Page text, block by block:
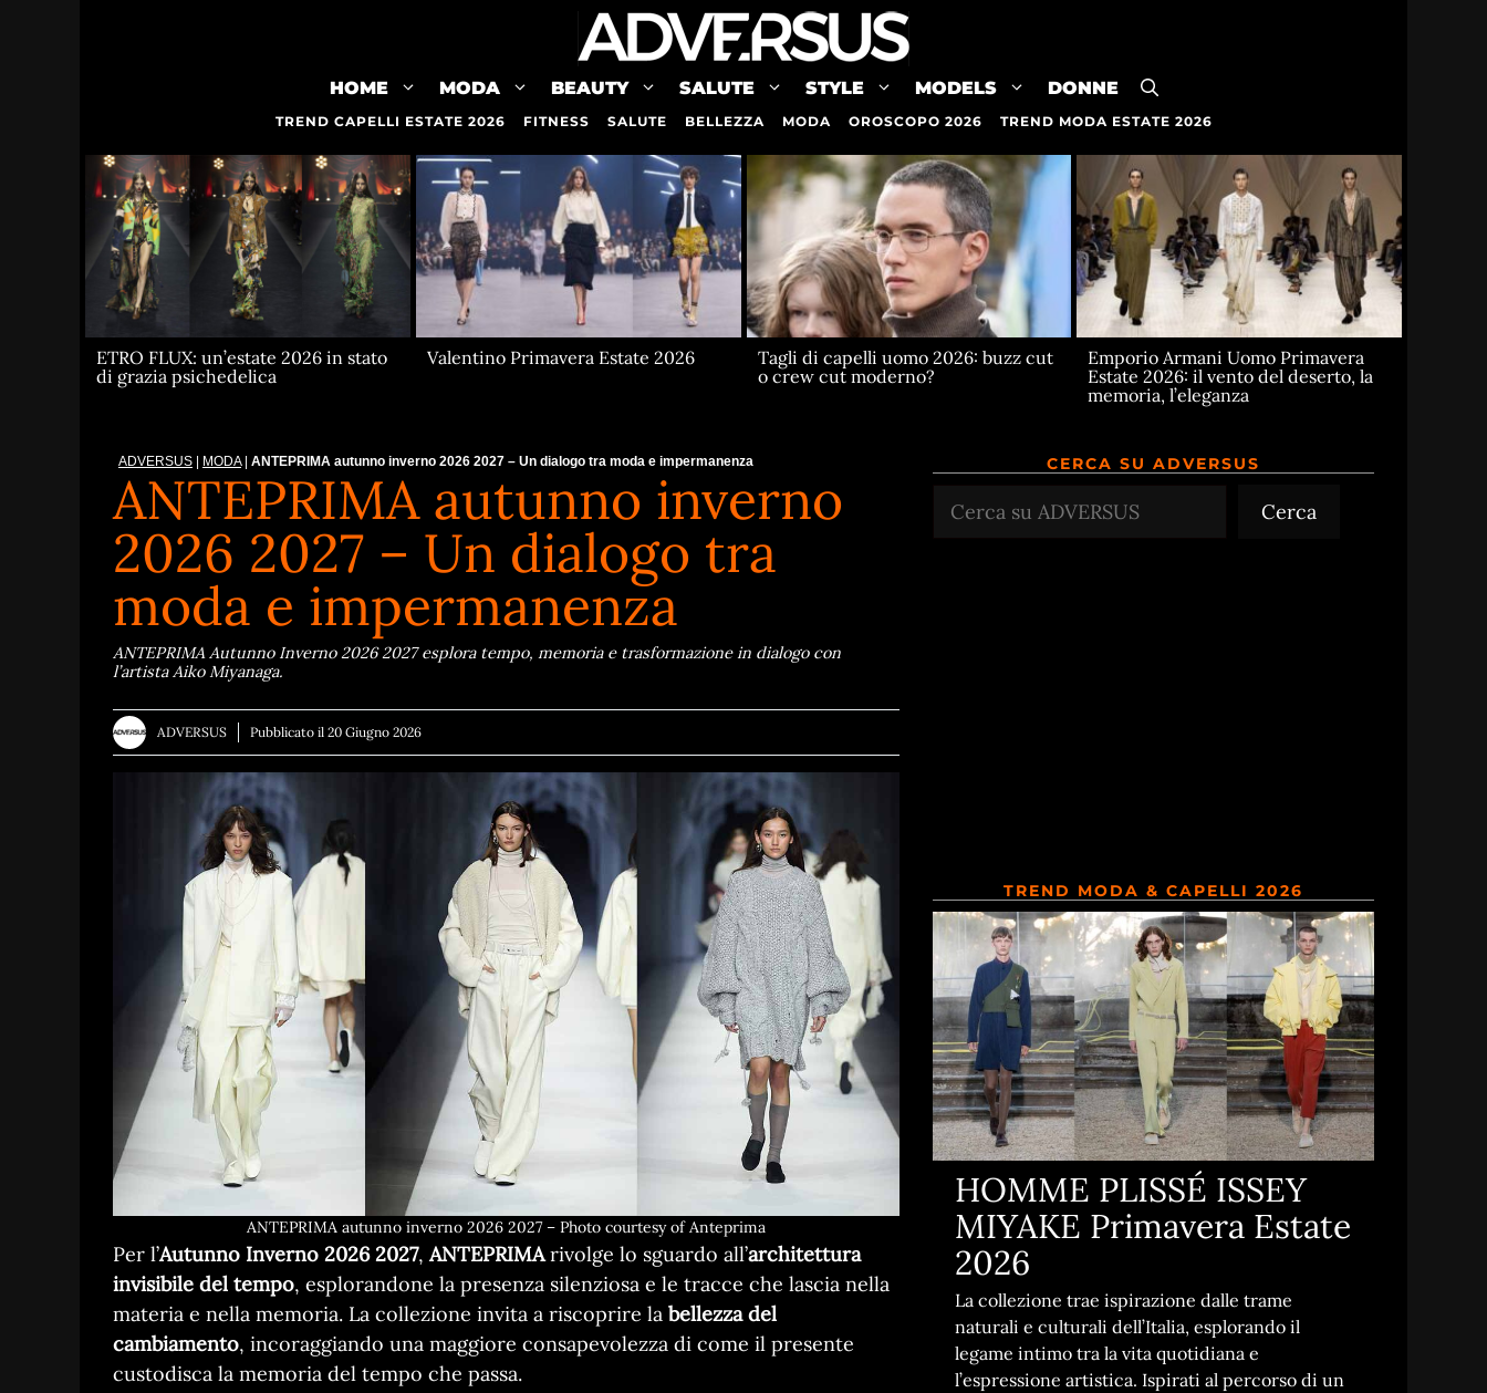
HOME MODA BEAUTY SALUTE STYLE MODELS DONNE
TREND CAPELLI ESTATE 2026 FITNESS SALUTE BELLEZZA MODA OROSCOPO 2026 TREND MODA ESTATE 2026
ETRO FLUX: un’estate 2026 in stato
di grazia psichedelica
Valentino Primavera Estate 2026
Tagli di capelli uomo 2026: buzz cut
o crew cut moderno?
Emporio Armani Uomo Primavera
Estate 2026: il vento del deserto, la
memoria, l’eleganza
ADVERSUS MODA| ANTEPRIMA autunno inverno 2026 2027 – Un dialogo tra moda e impermanenza
ANTEPRIMA autunno inverno
2026 2027 – Un dialogo tra
moda e impermanenza
ANTEPRIMA Autunno Inverno 2026 2027 esplora tempo, memoria e trasformazione in dialogo con
l’artista Aiko Miyanaga.
ADVERSUS Pubblicato il 20 Giugno 2026
ANTEPRIMA autunno inverno 2026 2027 – Photo courtesy of Anteprima
Per l’Autunno Inverno 2026 2027,ANTEPRIMArivolge lo sguardo all’architettura
invisibile del tempo, esplorandone la presenza silenziosa e le tracce che lascia nella
materia e nella memoria. La collezione invita a riscoprire la bellezza del
cambiamento, incoraggiando una maggiore consapevolezza di come il presente
custodisca la memoria del tempo che passa.
CERCA SU ADVERSUS
Cerca
Cerca
TREND MODA & CAPELLI 2026
HOMME PLISSÉ ISSEY
MIYAKE Primavera Estate
2026
La collezione trae ispirazione dalle trame
naturali e culturali dell’Italia, esplorando il
legame intimo tra la vita quotidiana e
l’espressione artistica. Ispirati al percorso di un